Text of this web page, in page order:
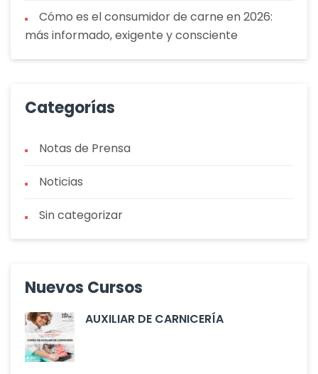
Cómo es el consumidor de carne en 2026:
más informado, exigente y consciente
Categorías
Notas de Prensa
Noticias
Sin categorizar
Nuevos Cursos
AUXILIAR DE CARNICERÍA